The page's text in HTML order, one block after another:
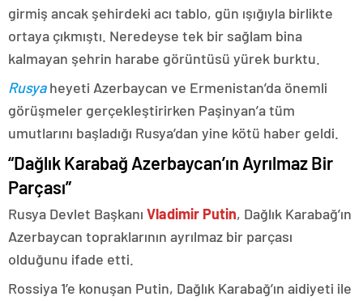
girmiş ancak şehirdeki acı tablo, gün ışığıyla birlikte
ortaya çıkmıştı. Neredeyse tek bir sağlam bina
kalmayan şehrin harabe görüntüsü yürek burktu.
Rusyaheyeti Azerbaycan ve Ermenistan’da önemli
görüşmeler gerçekleştirirken Paşinyan’a tüm
umutlarını başladığı Rusya’dan yine kötü haber geldi.
“Dağlık Karabağ Azerbaycan’ın Ayrılmaz Bir
Parçası”
Rusya Devlet Başkanı Vladimir Putin, Dağlık Karabağ’ın
Azerbaycan topraklarının ayrılmaz bir parçası
olduğunu ifade etti.
Rossiya 1’e konuşan Putin, Dağlık Karabağ’ın aidiyeti ile